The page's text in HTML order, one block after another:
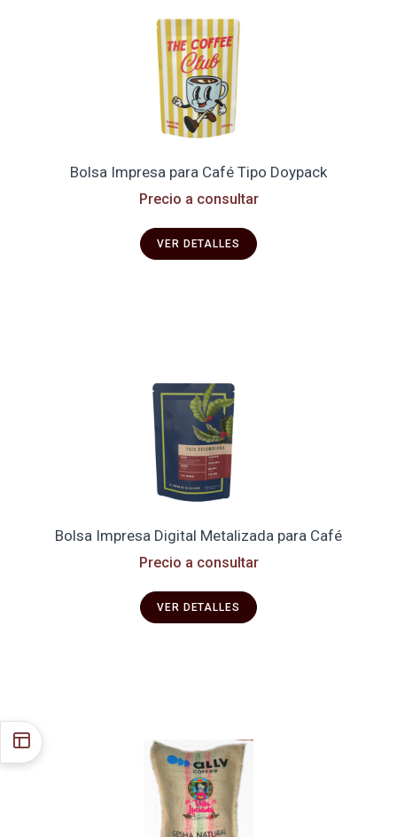
Bolsa Impresa para Café Tipo Doypack
Precio a consultar
VER DETALLES
Bolsa Impresa Digital Metalizada para Café
Precio a consultar
VER DETALLES